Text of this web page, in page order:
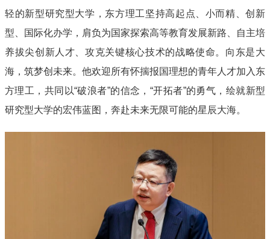
轻的新型研究型大学，东方理工坚持高起点、小而精、创新
型、国际化办学，肩负为国家探索高等教育发展新路、自主培
养拔尖创新人才、攻克关键核心技术的战略使命。向东是大
海，筑梦创未来。他欢迎所有怀揣报国理想的青年人才加入东
方理工，共同以“破浪者”的信念，“开拓者”的勇气，绘就新型
研究型大学的宏伟蓝图，奔赴未来无限可能的星辰大海。